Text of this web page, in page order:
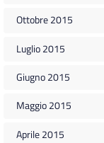
Ottobre 2015
Luglio 2015
Giugno 2015
Maggio 2015
Aprile 2015